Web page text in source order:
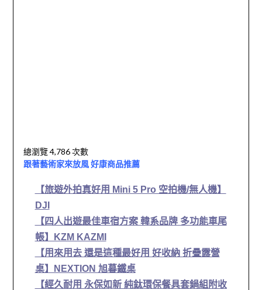
總瀏覽 4,786 次數
跟著藝術家來放風 好康商品推薦
【旅遊外拍真好用 Mini 5 Pro 空拍機/無人機】
DJI
【四人出遊最佳車宿方案 韓系品牌 多功能車尾
帳】KZM KAZMI
【用來用去 還是這種最好用 好收納 折疊露營
桌】NEXTION 旭暮鐵桌
【經久耐用 永保如新 純鈦環保餐具套鍋組附收